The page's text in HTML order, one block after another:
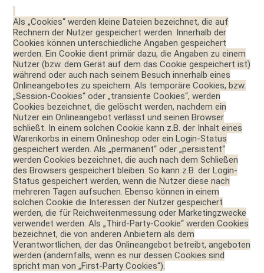
Als „Cookies“ werden kleine Dateien bezeichnet, die auf
Rechnern der Nutzer gespeichert werden. Innerhalb der
Cookies können unterschiedliche Angaben gespeichert
werden. Ein Cookie dient primär dazu, die Angaben zu einem
Nutzer (bzw. dem Gerät auf dem das Cookie gespeichert ist)
während oder auch nach seinem Besuch innerhalb eines
Onlineangebotes zu speichern. Als temporäre Cookies, bzw.
„Session-Cookies“ oder „transiente Cookies“, werden
Cookies bezeichnet, die gelöscht werden, nachdem ein
Nutzer ein Onlineangebot verlässt und seinen Browser
schließt. In einem solchen Cookie kann z.B. der Inhalt eines
Warenkorbs in einem Onlineshop oder ein Login-Status
gespeichert werden. Als „permanent“ oder „persistent“
werden Cookies bezeichnet, die auch nach dem Schließen
des Browsers gespeichert bleiben. So kann z.B. der Login-
Status gespeichert werden, wenn die Nutzer diese nach
mehreren Tagen aufsuchen. Ebenso können in einem
solchen Cookie die Interessen der Nutzer gespeichert
werden, die für Reichweitenmessung oder Marketingzwecke
verwendet werden. Als „Third-Party-Cookie“ werden Cookies
bezeichnet, die von anderen Anbietern als dem
Verantwortlichen, der das Onlineangebot betreibt, angeboten
werden (andernfalls, wenn es nur dessen Cookies sind
spricht man von „First-Party Cookies“).